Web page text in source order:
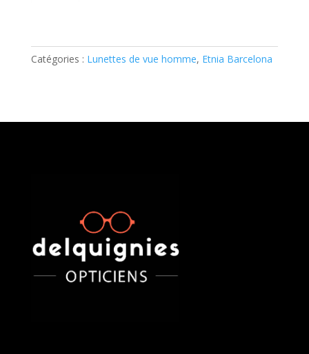
Catégories : Lunettes de vue homme, Etnia Barcelona